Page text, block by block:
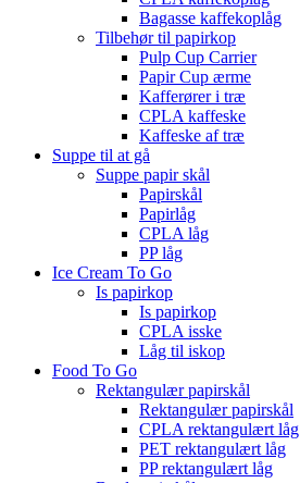
Bagasse kaffekoplåg
Tilbehør til papirkop
Pulp Cup Carrier
Papir Cup ærme
Kafferører i træ
CPLA kaffeske
Kaffeske af træ
Suppe til at gå
Suppe papir skål
Papirskål
Papirlåg
CPLA låg
PP låg
Ice Cream To Go
Is papirkop
Is papirkop
CPLA isske
Låg til iskop
Food To Go
Rektangulær papirskål
Rektangulær papirskål
CPLA rektangulært låg
PET rektangulært låg
PP rektangulært låg